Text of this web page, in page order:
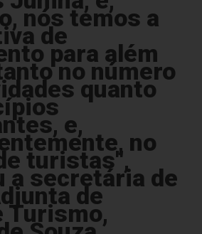
nós temos a
de
para além
no número
quanto
e,
no
turistas",
a secretária de
de
Turismo,